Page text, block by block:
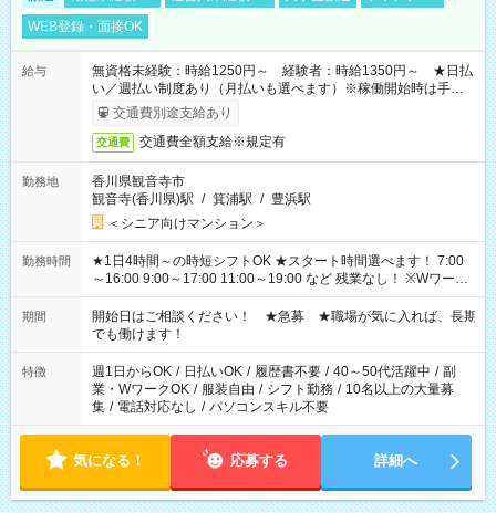
WEB登録・面接OK
給与
無資格未経験：時給1250円～ 経験者：時給1350円～ ★日払
い／週払い制度あり（月払いも選べます）※稼働開始時は手続き
完了次第のお支払いとなります。
交通費別途支給あり
交通費 交通費全額支給※規定有
勤務地
香川県観音寺市
観音寺(香川県)駅 / 箕浦駅 / 豊浜駅
＜シニア向けマンション＞
勤務時間
★1日4時間～の時短シフトOK ★スタート時間選べます！ 7:00
～16:00 9:00～17:00 11:00～19:00 など 残業なし！ ※Wワーク
の場合、他のお仕事と合わせ週40時間超の就業はご案内できま
せん ※法令に基づき、週20時間以上勤務は社会保険への加入対
象となります ※労働者派遣法（日雇い派遣の原則禁止）によ
り、短時間・短期間の就業はご案内が難しい場合があります
期間
開始日はご相談ください！ ★急募 ★職場が気に入れば、長期
でも働けます！
特徴 週1日からOK / 日払いOK / 履歴書不要 / 40～50代活躍中 / 副
業・WワークOK / 服装自由 / シフト勤務 / 10名以上の大量募
集 / 電話対応なし / パソコンスキル不要
気になる！ 応募する 詳細へ